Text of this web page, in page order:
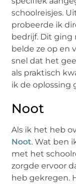
schoolreisjes.
probeerde ik
bedrijf. Dit ging
belde ze op en
snel dat het
als praktisch
ik de oplossing
Noot
Als ik het heb
Noot. Wat ben
met het
zorgde ervoor
heb gekregen.